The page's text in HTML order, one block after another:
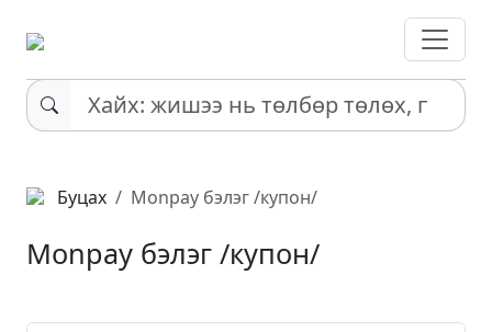
Буцах Monpay бэлэг /купон/
Monpay бэлэг /купон/